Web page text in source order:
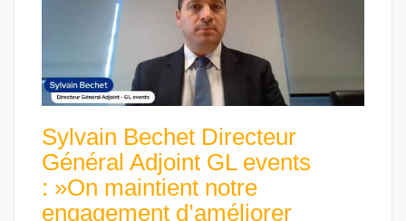
Sylvain Bechet Directeur
Général Adjoint GL events
: »On maintient notre
engagement d’améliorer